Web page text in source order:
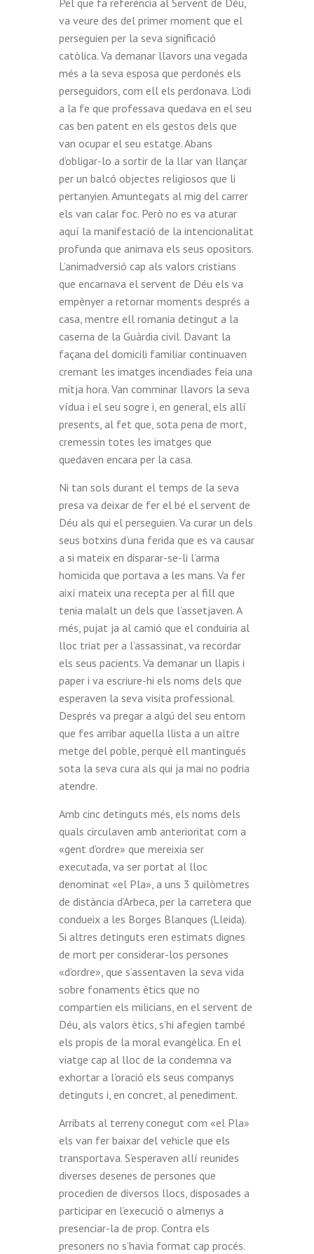
Pel que fa referència al Servent de Déu,
va veure des del primer moment que el
perseguien per la seva significació
catòlica. Va demanar llavors una vegada
més a la seva esposa que perdonés els
perseguidors, com ell els perdonava. L’odi
a la fe que professava quedava en el seu
cas ben patent en els gestos dels que
van ocupar el seu estatge. Abans
d’obligar-lo a sortir de la llar van llançar
per un balcó objectes religiosos que li
pertanyien. Amuntegats al mig del carrer
els van calar foc. Però no es va aturar
aquí la manifestació de la intencionalitat
profunda que animava els seus opositors.
L’animadversió cap als valors cristians
que encarnava el servent de Déu els va
empènyer a retornar moments després a
casa, mentre ell romania detingut a la
caserna de la Guàrdia civil. Davant la
façana del domicili familiar continuaven
cremant les imatges incendiades feia una
mitja hora. Van comminar llavors la seva
vídua i el seu sogre i, en general, els allí
presents, al fet que, sota pena de mort,
cremessin totes les imatges que
quedaven encara per la casa.
Ni tan sols durant el temps de la seva
presa va deixar de fer el bé el servent de
Déu als qui el perseguien. Va curar un dels
seus botxins d’una ferida que es va causar
a si mateix en disparar-se-li l’arma
homicida que portava a les mans. Va fer
així mateix una recepta per al fill que
tenia malalt un dels que l’assetjaven. A
més, pujat ja al camió que el conduiria al
lloc triat per a l’assassinat, va recordar
els seus pacients. Va demanar un llapis i
paper i va escriure-hi els noms dels que
esperaven la seva visita professional.
Després va pregar a algú del seu entorn
que fes arribar aquella llista a un altre
metge del poble, perquè ell mantingués
sota la seva cura als qui ja mai no podria
atendre.
Amb cinc detinguts més, els noms dels
quals circulaven amb anterioritat com a
«gent d’ordre» que mereixia ser
executada, va ser portat al lloc
denominat «el Pla», a uns 3 quilòmetres
de distància d’Arbeca, per la carretera que
condueix a les Borges Blanques (Lleida).
Si altres detinguts eren estimats dignes
de mort per considerar-los persones
«d’ordre», que s’assentaven la seva vida
sobre fonaments ètics que no
compartien els milicians, en el servent de
Déu, als valors ètics, s’hi afegien també
els propis de la moral evangèlica. En el
viatge cap al lloc de la condemna va
exhortar a l’oració els seus companys
detinguts i, en concret, al penediment.
Arribats al terreny conegut com «el Pla»
els van fer baixar del vehicle que els
transportava. S’esperaven allí reunides
diverses desenes de persones que
procedien de diversos llocs, disposades a
participar en l’execució o almenys a
presenciar-la de prop. Contra els
presoners no s’havia format cap procés.